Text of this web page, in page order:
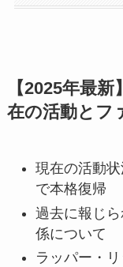
【2025年最
在の活動とフ
現在の活動状
で本格復帰
過去に報じ
係について
ラッパー・